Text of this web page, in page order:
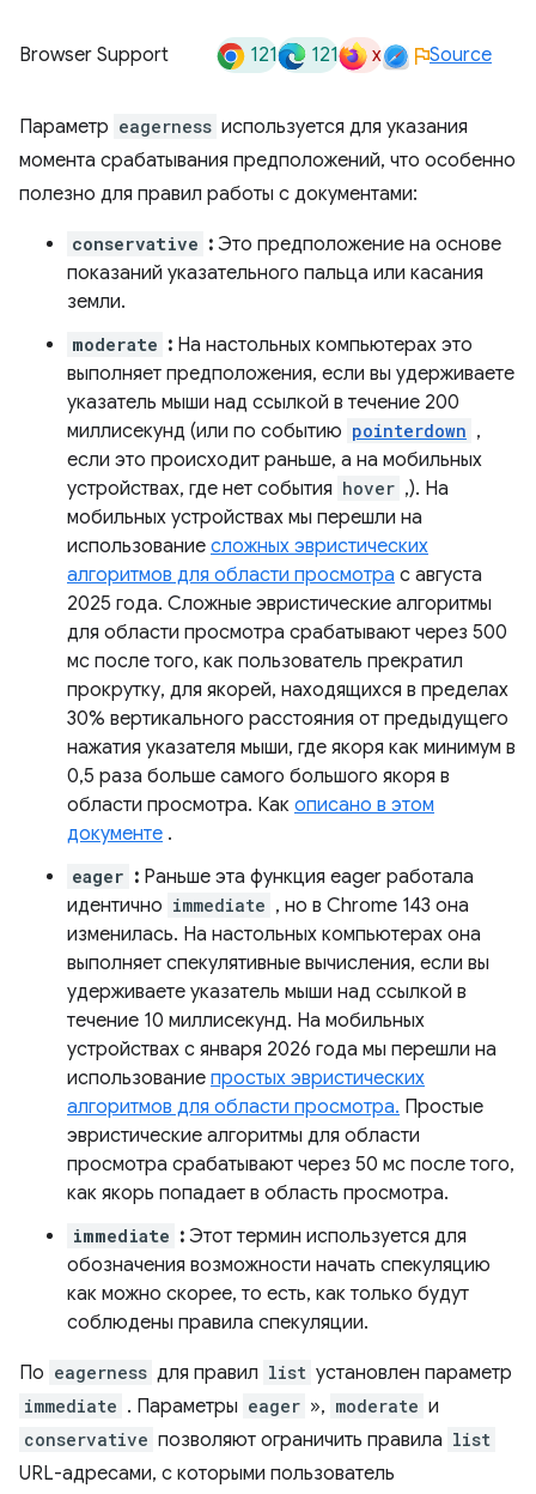
Browser Support 121 121 x Source
Параметр eagerness используется для указания
момента срабатывания предположений, что особенно
полезно для правил работы с документами:
conservative : Это предположение на основе
показаний указательного пальца или касания
земли.
moderate : На настольных компьютерах это
выполняет предположения, если вы удерживаете
указатель мыши над ссылкой в ​​течение 200
миллисекунд (или по событию pointerdown ,
если это происходит раньше, а на мобильных
устройствах, где нет события hover ,). На
мобильных устройствах мы перешли на
использование сложных эвристических
алгоритмов для области просмотра с августа
2025 года. Сложные эвристические алгоритмы
для области просмотра срабатывают через 500
мс после того, как пользователь прекратил
прокрутку, для якорей, находящихся в пределах
30% вертикального расстояния от предыдущего
нажатия указателя мыши, где якоря как минимум в
0,5 раза больше самого большого якоря в
области просмотра. Как описано в этом
документе .
eager : Раньше эта функция eager работала
идентично immediate , но в Chrome 143 она
изменилась. На настольных компьютерах она
выполняет спекулятивные вычисления, если вы
удерживаете указатель мыши над ссылкой в ​​
течение 10 миллисекунд. На мобильных
устройствах с января 2026 года мы перешли на
использование простых эвристических
алгоритмов для области просмотра. Простые
эвристические алгоритмы для области
просмотра срабатывают через 50 мс после того,
как якорь попадает в область просмотра.
immediate : Этот термин используется для
обозначения возможности начать спекуляцию
как можно скорее, то есть, как только будут
соблюдены правила спекуляции.
По eagerness для правил list установлен параметр
immediate . Параметры eager », moderate и
conservative позволяют ограничить правила list
URL-адресами, с которыми пользователь